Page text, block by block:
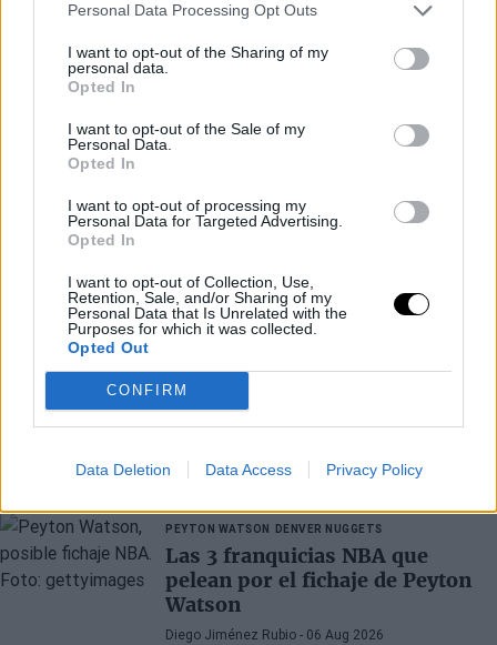
Personal Data Processing Opt Outs
I want to opt-out of the Sharing of my
personal data.
Opted In
I want to opt-out of the Sale of my
Personal Data.
Opted In
I want to opt-out of processing my
Personal Data for Targeted Advertising.
Opted In
I want to opt-out of Collection, Use,
Retention, Sale, and/or Sharing of my
Personal Data that Is Unrelated with the
Purposes for which it was collected.
Opted Out
CONFIRM
Data Deletion Data Access Privacy Policy
Últimos artículos
PEYTON WATSON DENVER NUGGETS
Las 3 franquicias NBA que
pelean por el fichaje de Peyton
Watson
Diego Jiménez Rubio - 06 Aug 2026